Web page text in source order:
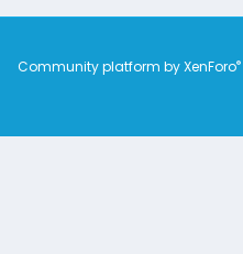
Community platform by XenForo®